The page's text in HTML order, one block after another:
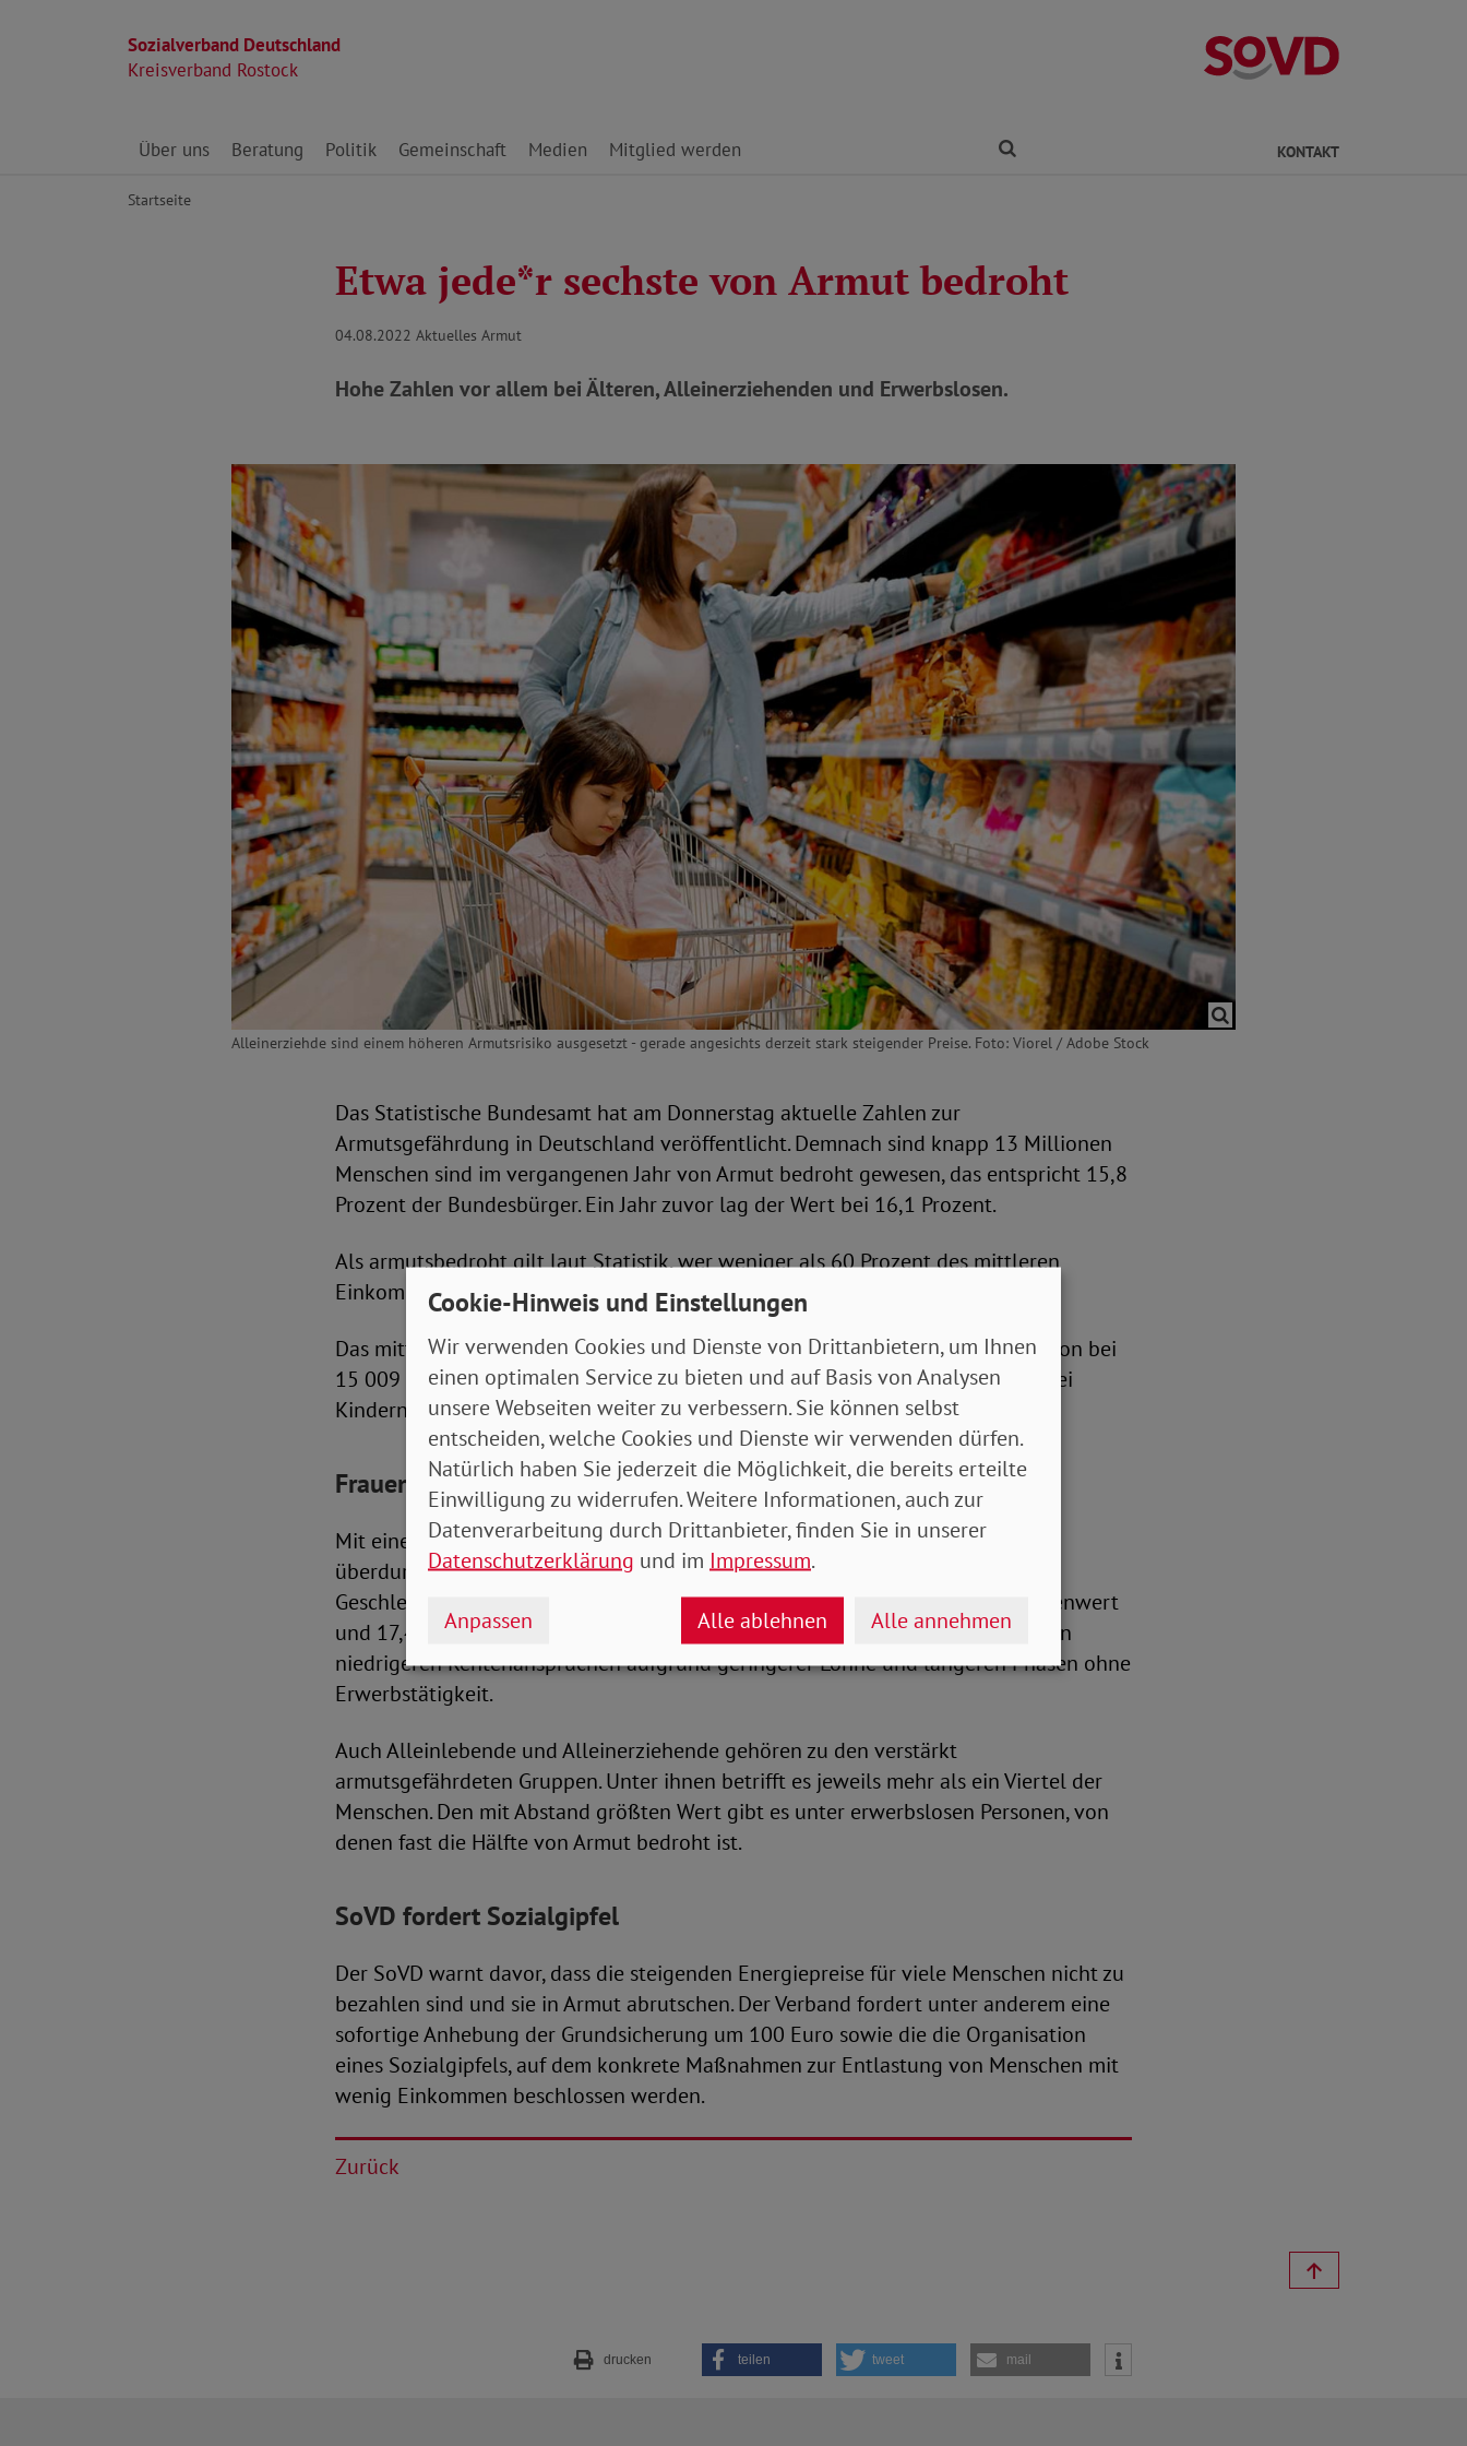
Sozialverband Deutschland
Kreisverband Rostock
Kreisverband
Direkt zu den Inhalten springen
Über uns Beratung Politik Gemeinschaft Medien Mitglied werden KONTAKT
Startseite
Etwa jede*r sechste von Armut bedroht
04.08.2022 Aktuelles Armut
Hohe Zahlen vor allem bei Älteren, Alleinerziehenden und Erwerbslosen.
Alleinerziehde sind einem höheren Armutsrisiko ausgesetzt - gerade angesichts derzeit stark steigender Preise. Foto: Viorel / Adobe Stock
Das Statistische Bundesamt hat am Donnerstag aktuelle Zahlen zur
Armutsgefährdung in Deutschland veröffentlicht. Demnach sind knapp 13 Millionen
Menschen sind im vergangenen Jahr von Armut bedroht gewesen, das entspricht 15,8
Prozent der Bundesbürger. Ein Jahr zuvor lag der Wert bei 16,1 Prozent.
Als armutsbedroht gilt laut Statistik, wer weniger als 60 Prozent des mittleren
Einkommens zur Verfügung hat.
Das mittlere Einkommen lag laut Bundesamt 2021 für eine alleinlebende Person bei
15 009 Euro netto im Jahr (monatlich 1251 Euro), für zwei Erwachsene mit zwei
Kindern unter 14 Jahren bei 31 520 Euro netto (2627 Euro im Monat).
Frauen im Alter häufiger armutsgefährdet
Mit einer Gefährdung von 19,3 Prozent sind Menschen im Ruhestand
überdurchschnittlich betroffen. Im Alter besteht zudem eine Differenz bei den
Geschlechtern. Ab 65 Jahren lebten 21 Prozent der Frauen unter dem Schwellenwert
und 17,4 Prozent der Männer. Die höhere Armutsgefährdung bei Frauen liegt an
niedrigeren Rentenansprüchen aufgrund geringerer Löhne und längeren Phasen ohne
Erwerbstätigkeit.
Auch Alleinlebende und Alleinerziehende gehören zu den verstärkt
armutsgefährdeten Gruppen. Unter ihnen betrifft es jeweils mehr als ein Viertel der
Menschen. Den mit Abstand größten Wert gibt es unter erwerbslosen Personen, von
denen fast die Hälfte von Armut bedroht ist.
SoVD fordert Sozialgipfel
Der SoVD warnt davor, dass die steigenden Energiepreise für viele Menschen nicht zu
bezahlen sind und sie in Armut abrutschen. Der Verband fordert unter anderem eine
sofortige Anhebung der Grundsicherung um 100 Euro sowie die die Organisation
eines Sozialgipfels, auf dem konkrete Maßnahmen zur Entlastung von Menschen mit
wenig Einkommen beschlossen werden.
Zurück
drucken teilen tweet mail
Cookie-Hinweis und Einstellungen
Wir verwenden Cookies und Dienste von Drittanbietern, um Ihnen
einen optimalen Service zu bieten und auf Basis von Analysen
unsere Webseiten weiter zu verbessern. Sie können selbst
entscheiden, welche Cookies und Dienste wir verwenden dürfen.
Natürlich haben Sie jederzeit die Möglichkeit, die bereits erteilte
Einwilligung zu widerrufen. Weitere Informationen, auch zur
Datenverarbeitung durch Drittanbieter, finden Sie in unserer
Datenschutzerklärung und im Impressum.
Anpassen Alle ablehnen Alle annehmen